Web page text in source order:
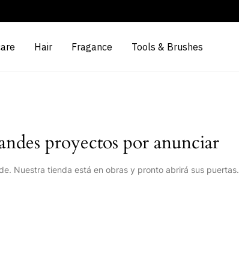
Hair Fragance Tools & Brushes
proyectos por anunciar
Nuestra tienda está en obras y pronto abrirá sus puertas.